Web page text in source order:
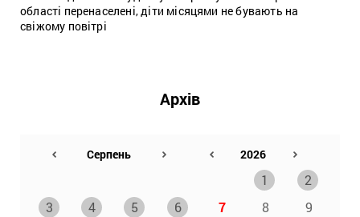
області перенаселені, діти місяцями не бувають на
свіжому повітрі
Архів
1
2
3
4 5 6 7 8
9